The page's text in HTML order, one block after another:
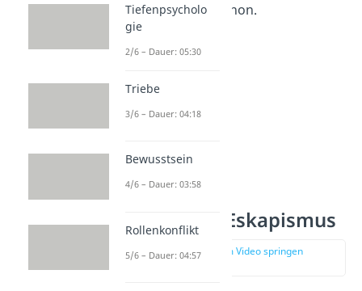
möchte, dagegen schon.
Tipps gegen Eskapismus
zur Stelle im Video springen
Tiefenpsycholo
gie
2/6 – Dauer: 05:30
Triebe
3/6 – Dauer: 04:18
Bewusstsein
4/6 – Dauer: 03:58
Rollenkonflikt
5/6 – Dauer: 04:57